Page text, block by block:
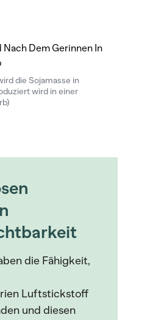
die Sojamasse in
wird in einer
die Fähigkeit,
Luftstickstoff
und diesen